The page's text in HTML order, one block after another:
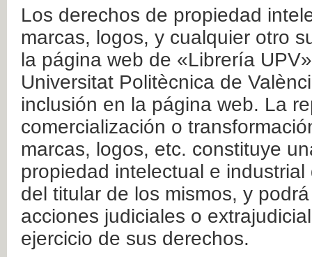
Los derechos de propiedad
marcas, logos, y cualquier otro
la página web de «Librería
Universitat Politècnica de
inclusión en la página web. La
comercialización o
marcas, logos, etc. constituye
propiedad intelectual e
del titular de los mismos, y
acciones judiciales o
ejercicio de sus derechos.